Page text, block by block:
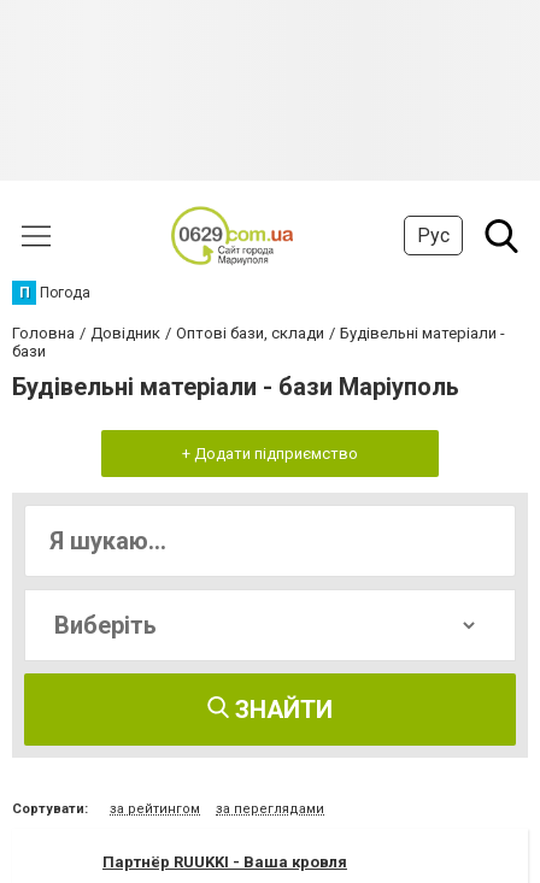
Рус
П Погода
Головна Довідник Оптові бази, склади
Будівельні матеріали -
бази
Будівельні матеріали - бази Маріуполь
+ Додати підприємство
ЗНАЙТИ
Сортувати: за рейтингом за переглядами
Партнёр RUUKKI - Ваша кровля